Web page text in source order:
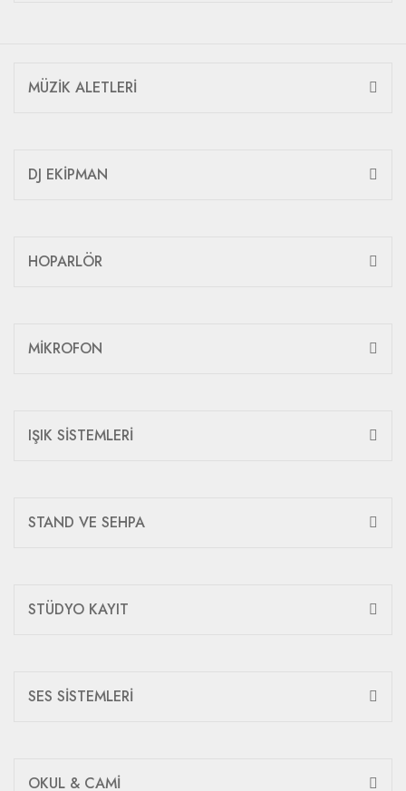
MÜZİK ALETLERİ
DJ EKİPMAN
HOPARLÖR
MİKROFON
IŞIK SİSTEMLERİ
STAND VE SEHPA
STÜDYO KAYIT
SES SİSTEMLERİ
OKUL & CAMİ